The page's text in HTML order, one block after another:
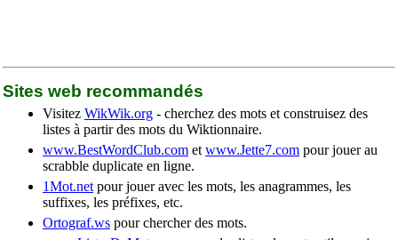
Sites web recommandés
Visitez WikWik.org - cherchez des mots et construisez des
listes à partir des mots du Wiktionnaire.
www.BestWordClub.com et www.Jette7.com pour jouer au
scrabble duplicate en ligne.
1Mot.net pour jouer avec les mots, les anagrammes, les
suffixes, les préfixes, etc.
Ortograf.ws pour chercher des mots.